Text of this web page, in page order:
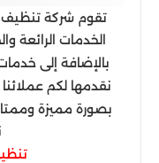
تقوم شركة تنظيف
الخدمات الرائعة
بالإضافة إلى
نقدمها لكم
بصورة مميزة